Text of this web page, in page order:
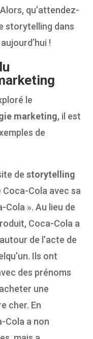
qu’attendez-
storytelling dans
!
le
marketing, il est
de
destorytelling
Coca-Cola avec sa
Cola ». Au lieu de
Coca-Cola a
de l’acte de
Ils ont
des prénoms
une
cher. En
Cola a non